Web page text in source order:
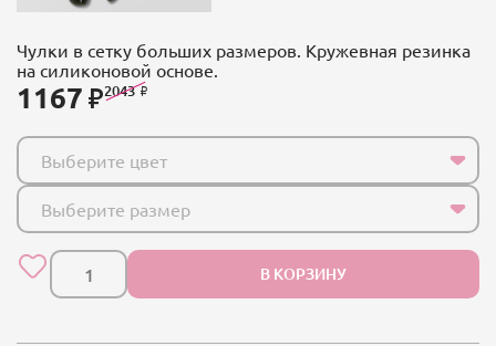
Чулки в сетку больших размеров. Кружевная резинка
на силиконовой основе.
1167 2043
Выберите цвет
Выберите размер
В КОРЗИНУ